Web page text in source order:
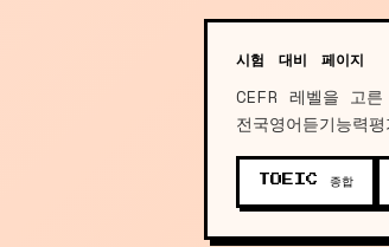
시험 대비 페이지
CEFR 레벨을 고
전국영어듣기능력
TOEIC 종합